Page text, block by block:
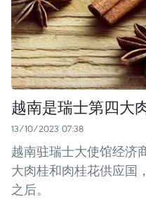
越南是瑞士第四大
13/10/2023 07:38
越南驻瑞士大使馆经济
大肉桂和肉桂花供应国
之后。